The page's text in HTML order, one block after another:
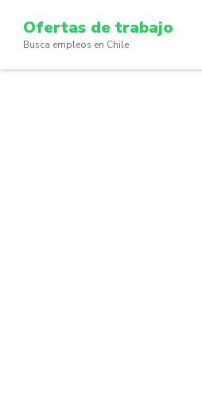
content
(Press
Ofertas de trabajo
Busca empleos en Chile